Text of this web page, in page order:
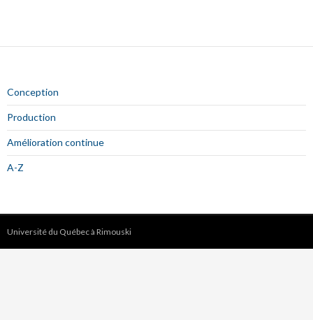
Conception
Production
Amélioration continue
A-Z
Université du Québec à Rimouski